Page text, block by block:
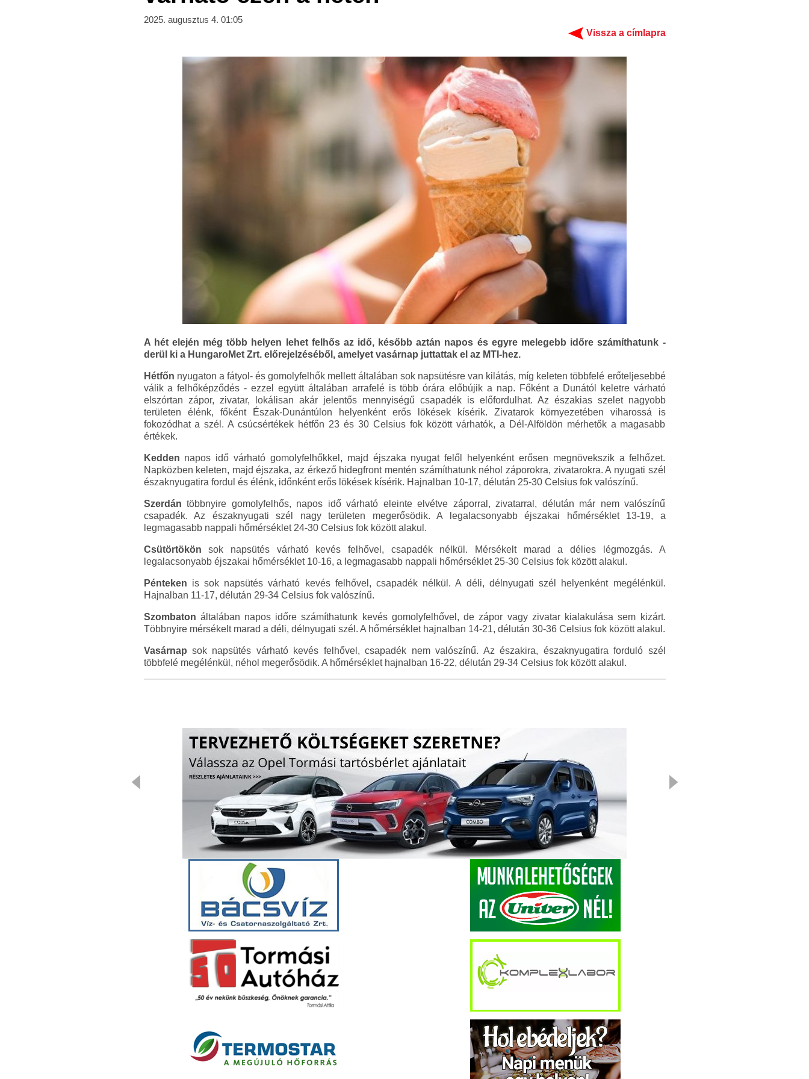
2025. augusztus 4. 01:05
Vissza a címlapra
A hét elején még több helyen lehet felhős az idő, később aztán napos és egyre melegebb időre számíthatunk -
derül ki a HungaroMet Zrt. előrejelzéséből, amelyet vasárnap juttattak el az MTI-hez.
Hétfőn nyugaton a fátyol- és gomolyfelhők mellett általában sok napsütésre van kilátás, míg keleten többfelé erőteljesebbé
válik a felhőképződés - ezzel együtt általában arrafelé is több órára előbújik a nap. Főként a Dunától keletre várható
elszórtan zápor, zivatar, lokálisan akár jelentős mennyiségű csapadék is előfordulhat. Az északias szelet nagyobb
területen élénk, főként Észak-Dunántúlon helyenként erős lökések kísérik. Zivatarok környezetében viharossá is
fokozódhat a szél. A csúcsértékek hétfőn 23 és 30 Celsius fok között várhatók, a Dél-Alföldön mérhetők a magasabb
értékek.
Kedden napos idő várható gomolyfelhőkkel, majd éjszaka nyugat felől helyenként erősen megnövekszik a felhőzet.
Napközben keleten, majd éjszaka, az érkező hidegfront mentén számíthatunk néhol záporokra, zivatarokra. A nyugati szél
északnyugatira fordul és élénk, időnként erős lökések kísérik. Hajnalban 10-17, délután 25-30 Celsius fok valószínű.
Szerdán többnyire gomolyfelhős, napos idő várható eleinte elvétve záporral, zivatarral, délután már nem valószínű
csapadék. Az északnyugati szél nagy területen megerősödik. A legalacsonyabb éjszakai hőmérséklet 13-19, a
legmagasabb nappali hőmérséklet 24-30 Celsius fok között alakul.
Csütörtökön sok napsütés várható kevés felhővel, csapadék nélkül. Mérsékelt marad a délies légmozgás. A
legalacsonyabb éjszakai hőmérséklet 10-16, a legmagasabb nappali hőmérséklet 25-30 Celsius fok között alakul.
Pénteken is sok napsütés várható kevés felhővel, csapadék nélkül. A déli, délnyugati szél helyenként megélénkül.
Hajnalban 11-17, délután 29-34 Celsius fok valószínű.
Szombaton általában napos időre számíthatunk kevés gomolyfelhővel, de zápor vagy zivatar kialakulása sem kizárt.
Többnyire mérsékelt marad a déli, délnyugati szél. A hőmérséklet hajnalban 14-21, délután 30-36 Celsius fok között alakul.
Vasárnap sok napsütés várható kevés felhővel, csapadék nem valószínű. Az északira, északnyugatira forduló szél
többfelé megélénkül, néhol megerősödik. A hőmérséklet hajnalban 16-22, délután 29-34 Celsius fok között alakul.